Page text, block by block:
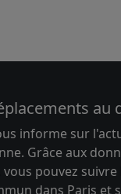
au
informe sur
Grâce aux
pouvez
dans Paris et